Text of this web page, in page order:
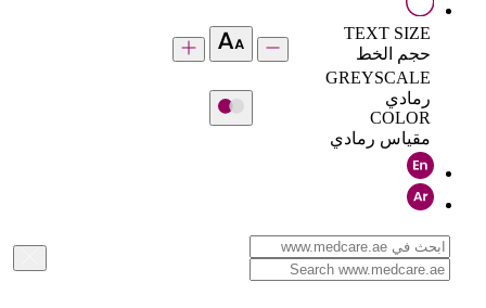
TEXT SIZE
حجم الخط
GREYSCALE
رمادي
COLOR
مقياس رمادي